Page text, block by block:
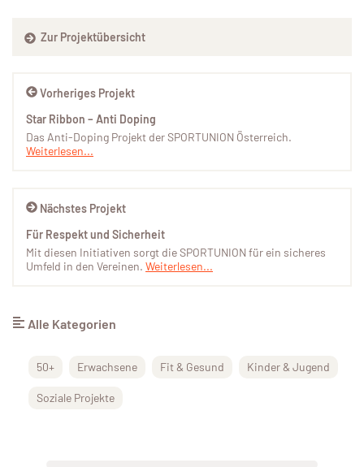
Zur Projektübersicht
Nächstes Projekt
Für Respekt und Sicherheit
Mit diesen Initiativen sorgt die SPORTUNION für ein sicheres
Umfeld in den Vereinen. Weiterlesen...
Vorheriges Projekt
Star Ribbon – Anti Doping
Das Anti-Doping Projekt der SPORTUNION Österreich.
Weiterlesen...
Alle Kategorien
50+ Erwachsene Fit & Gesund Kinder & Jugend
Soziale Projekte